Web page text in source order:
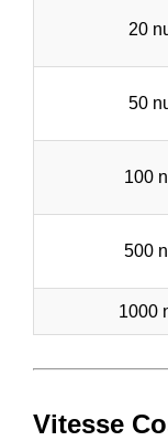
20
50
100
500
1000
Vitesse